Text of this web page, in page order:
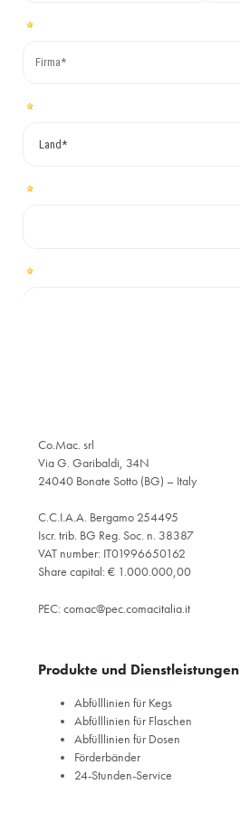
Co.Mac. srl
Via G. Garibaldi, 34N
24040 Bonate Sotto (BG) – Italy
C.C.I.A.A. Bergamo 254495
Iscr. trib. BG Reg. Soc. n. 38387
VAT number: IT01996650162
Share capital: € 1.000.000,00
PEC: comac@pec.comacitalia.it
Produkte und Dienstleistungen
Abfülllinien für Kegs
Abfülllinien für Flaschen
Abfülllinien für Dosen
Förderbänder
24-Stunden-Service